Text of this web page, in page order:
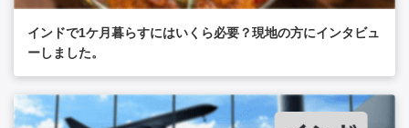
インドで1ケ月暮らすにはいくら必要？現地の方にインタビュ
ーしました。